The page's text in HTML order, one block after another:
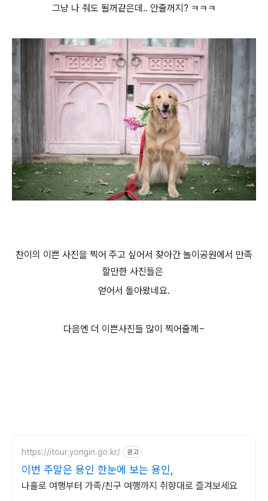
그냥 나 줘도 될꺼같은데.. 안줄꺼지? ㅋㅋㅋ
찬이의 이쁜 사진을 찍어 주고 싶어서 찾아간 놀이공원에서 만족
할만한 사진들은
얻어서 돌아왔네요.
다음엔 더 이쁜사진들 많이 찍어줄께~
https://itour.yongin.go.kr/ 광고
이번 주말은 용인 한눈에 보는 용인,
나홀로 여행부터 가족/친구 여행까지 취향대로 즐겨보세요